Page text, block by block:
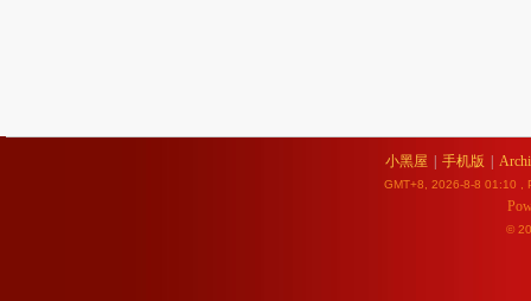
小黑屋 手机版
GMT+8, 2026-8-8 01:10 ,
©